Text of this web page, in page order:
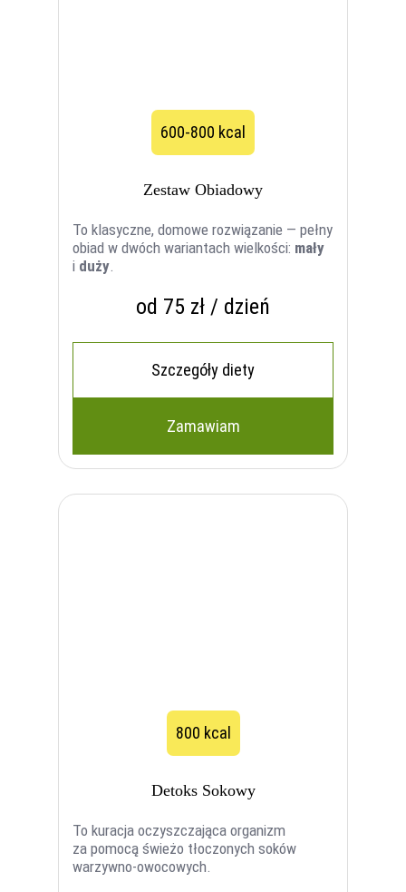
600-800 kcal
Zestaw Obiadowy
To klasyczne, domowe rozwiązanie — pełny
obiad w dwóch wariantach wielkości: mały
i duży.
od 75 zł / dzień
Szczegóły diety
Zamawiam
800 kcal
Detoks Sokowy
To kuracja oczyszczająca organizm
za pomocą świeżo tłoczonych soków
warzywno-owocowych.